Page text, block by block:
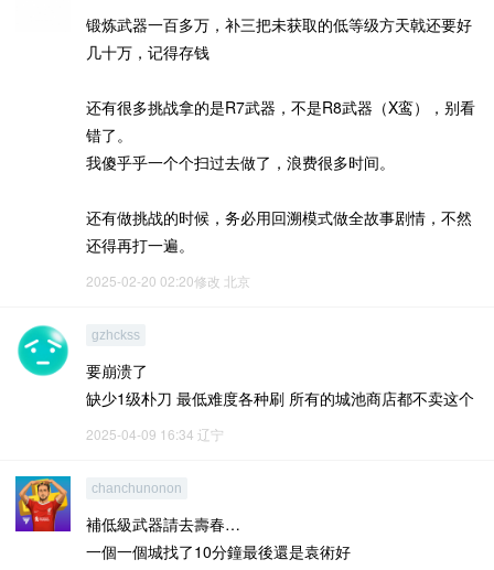
锻炼武器一百多万，补三把未获取的低等级方天戟还要好
几十万，记得存钱
还有很多挑战拿的是R7武器，不是R8武器（X鸾），别看
错了。
我傻乎乎一个个扫过去做了，浪费很多时间。
还有做挑战的时候，务必用回溯模式做全故事剧情，不然
还得再打一遍。
2025-02-20 02:20修改 北京
gzhckss
要崩溃了
缺少1级朴刀 最低难度各种刷 所有的城池商店都不卖这个
2025-04-09 16:34 辽宁
chanchunonon
補低級武器請去壽春…
一個一個城找了10分鐘最後還是袁術好